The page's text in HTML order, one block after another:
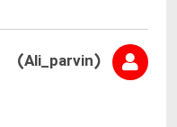
(Ali_parvin)